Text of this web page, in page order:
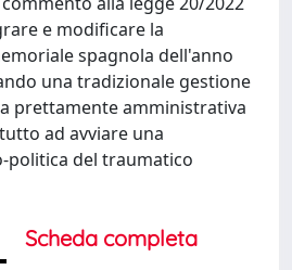
e modificare la
spagnola dell'anno
una tradizionale gestione
prettamente amministrativa
ad avviare una
politica del traumatico
Scheda completa